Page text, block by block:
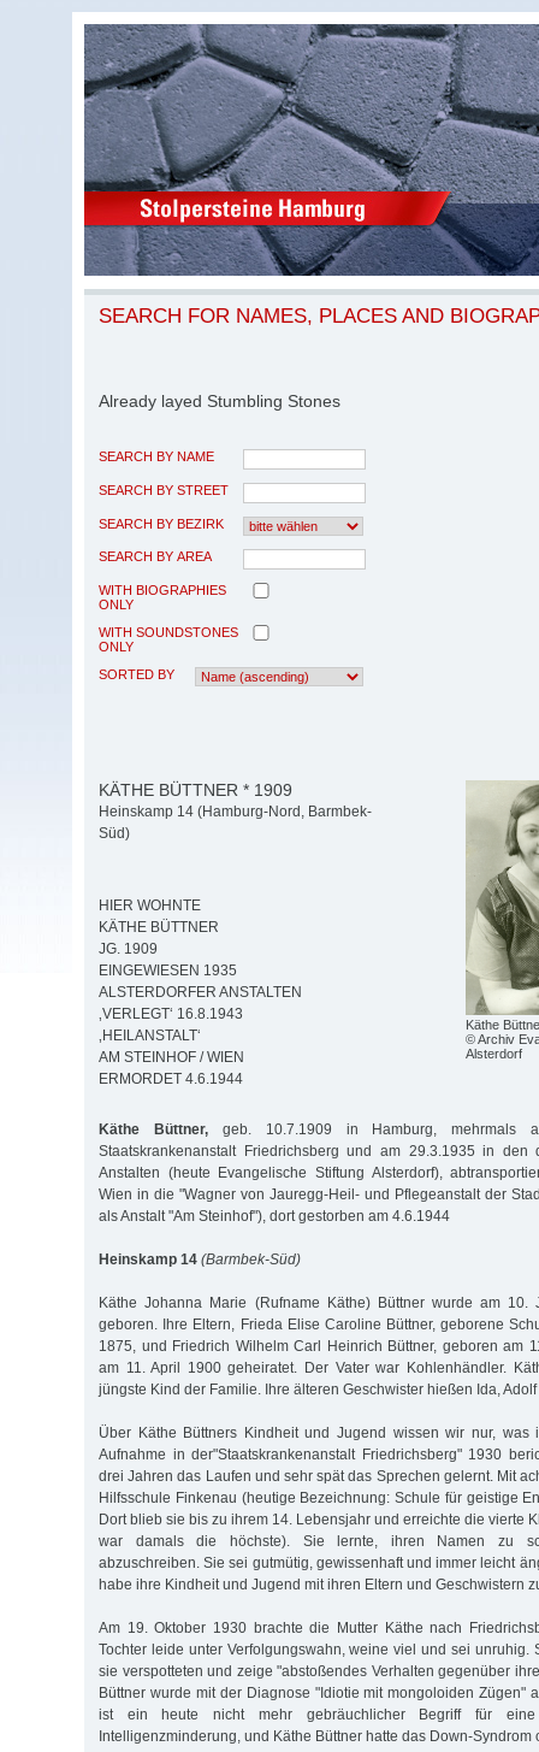
SEARCH FOR NAMES, PLACES AND
Already layed Stumbling Stones
SEARCH BY NAME
SEARCH BY STREET
SEARCH BY BEZIRK
SEARCH BY AREA
WITH BIOGRAPHIES
ONLY
WITH SOUNDSTONES
ONLY
SORTED BY
Käthe
© Archiv
Alsterdorf
KÄTHE BÜTTNER * 1909
Heinskamp 14 (Hamburg-Nord, Barmbek-
Süd)
HIER WOHNTE
KÄTHE BÜTTNER
JG. 1909
EINGEWIESEN 1935
ALSTERDORFER ANSTALTEN
‚VERLEGT‘ 16.8.1943
‚HEILANSTALT‘
AM STEINHOF / WIEN
ERMORDET 4.6.1944
Käthe Büttner,geb. 10.7.1909 in Hamburg, mehrmals
Staatskrankenanstalt Friedrichsberg und am 29.3.1935 in den
Anstalten (heute Evangelische Stiftung Alsterdorf),
Wien in die "Wagner von Jauregg-Heil- und Pflegeanstalt der
als Anstalt "Am Steinhof"), dort gestorben am 4.6.1944
Heinskamp 14 (Barmbek-Süd)
Käthe Johanna Marie (Rufname Käthe) Büttner wurde am
geboren. Ihre Eltern, Frieda Elise Caroline Büttner, geborene
1875, und Friedrich Wilhelm Carl Heinrich Büttner, geboren am
am 11. April 1900 geheiratet. Der Vater war Kohlenhändler.
jüngste Kind der Familie. Ihre älteren Geschwister hießen Ida,
Über Käthe Büttners Kindheit und Jugend wissen wir nur, was
Aufnahme in der"Staatskrankenanstalt Friedrichsberg" 1930
drei Jahren das Laufen und sehr spät das Sprechen gelernt. Mit
Hilfsschule Finkenau (heutige Bezeichnung: Schule für geistige
Dort blieb sie bis zu ihrem 14. Lebensjahr und erreichte die vierte
war damals die höchste). Sie lernte, ihren Namen zu
abzuschreiben. Sie sei gutmütig, gewissenhaft und immer leicht
habe ihre Kindheit und Jugend mit ihren Eltern und Geschwistern
Am 19. Oktober 1930 brachte die Mutter Käthe nach
Tochter leide unter Verfolgungswahn, weine viel und sei unruhig.
sie verspotteten und zeige "abstoßendes Verhalten gegenüber
Büttner wurde mit der Diagnose "Idiotie mit mongoloiden Zügen"
ist ein heute nicht mehr gebräuchlicher Begriff für
Intelligenzminderung, und Käthe Büttner hatte das Down-Syndrom